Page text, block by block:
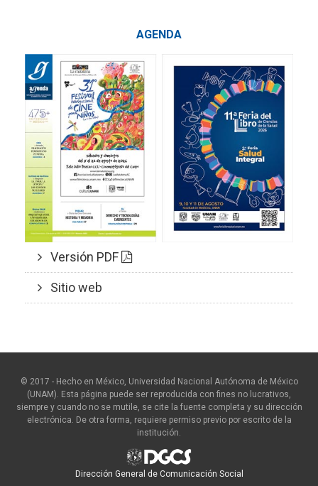
AGENDA
Versión PDF
Sitio web
© 2017 - Hecho en México, Universidad Nacional Autónoma de México
(UNAM). Esta página puede ser reproducida con fines no lucrativos,
siempre y cuando no se mutile, se cite la fuente completa y su dirección
electrónica. De otra forma, requiere permiso previo por escrito de la
institución.
Dirección General de Comunicación Social